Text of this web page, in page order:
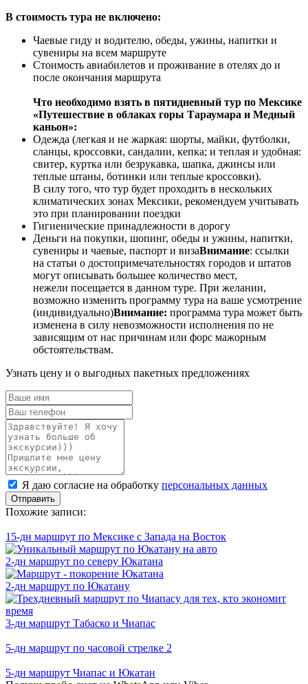
В стоимость тура не включено:
Чаевые гиду и водителю, обеды, ужины, напитки и
сувениры на всем маршруте
Стоимость авиабилетов и проживание в отелях до и
после окончания маршрута
Что необходимо взять в пятидневный тур по Мексике
«Пyтешествие в облаках горы Тараумара и Медный
каньон»:
Одежда (легкая и не жаркая: шорты, майки, футболки,
сланцы, кроссовки, сандалии, кепка; и теплая и удобная:
свитер, куртка или безрукавка, шапка, джинсы или
теплые штаны, ботинки или теплые кроссовки).
В силу того, что тур будет проходить в нескольких
климатических зонах Мексики, рекомендуем учитывать
это при планировании поездки
Гигиенические принадлежности в дорогу
Деньги на покупки, шопинг, обеды и ужины, напитки,
сувениры и чаевые, паспорт и визаВнимание: ссылки
на статьи о достопримечательностях городов и штатов
могут описывать большее количество мест,
нежели посещается в данном туре. При желании,
возможно изменить программу тура на ваше усмотрение
(индивидуально)Внимание: программа тура может быть
изменена в силу невозможности исполнения по не
зависящим от нас причинам или форс мажорным
обстоятельствам.
Узнать цену и о выгодных пакетных предложениях
Ваше
имя
Ваш
телефон
Комментарий
Я
даю
согласие
обработку
персональных
данных
Я даю согласие на обработку персональных данных
Похожие записи:
15-дн маршрут по Мексике с Запада на Восток
2-дн маршрут по северу Юкатана
2-дн маршрут по Юкатану
3-дн маршрут Табаско и Чиапас
5-дн маршрут по часовой стрелке 2
5-дн маршрут Чиапас и Юкатан